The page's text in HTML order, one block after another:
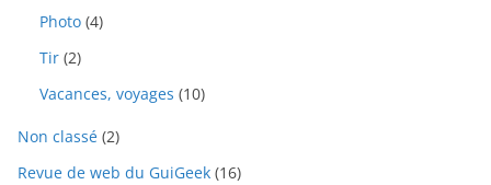
Photo (4)
Tir (2)
Vacances, voyages (10)
Non classé (2)
Revue de web du GuiGeek (16)